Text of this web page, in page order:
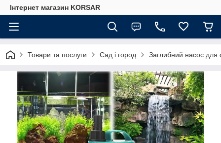
Iнтернет магазин KORSAR
Товари та послуги Сад і город Заглибний насос для